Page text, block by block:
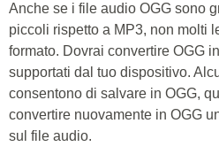
Anche se i file audio OGG sono
piccoli rispetto a MP3, non molti
formato. Dovrai convertire OGG
supportati dal tuo dispositivo.
consentono di salvare in OGG,
convertire nuovamente in OGG
sul file audio.